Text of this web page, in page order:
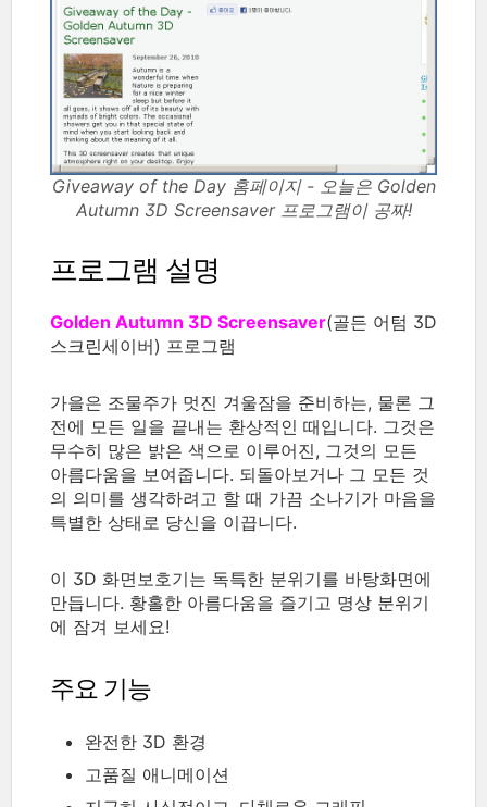
Giveaway of the Day 홈페이지 - 오늘은 Golden
Autumn 3D Screensaver 프로그램이 공짜!
프로그램 설명
Golden Autumn 3D Screensaver(골든 어텀 3D
스크린세이버) 프로그램
가을은 조물주가 멋진 겨울잠을 준비하는, 물론 그
전에 모든 일을 끝내는 환상적인 때입니다. 그것은
무수히 많은 밝은 색으로 이루어진, 그것의 모든
아름다움을 보여줍니다. 되돌아보거나 그 모든 것
의 의미를 생각하려고 할 때 가끔 소나기가 마음을
특별한 상태로 당신을 이끕니다.
이 3D 화면보호기는 독특한 분위기를 바탕화면에
만듭니다. 황홀한 아름다움을 즐기고 명상 분위기
에 잠겨 보세요!
주요 기능
완전한 3D 환경
고품질 애니메이션